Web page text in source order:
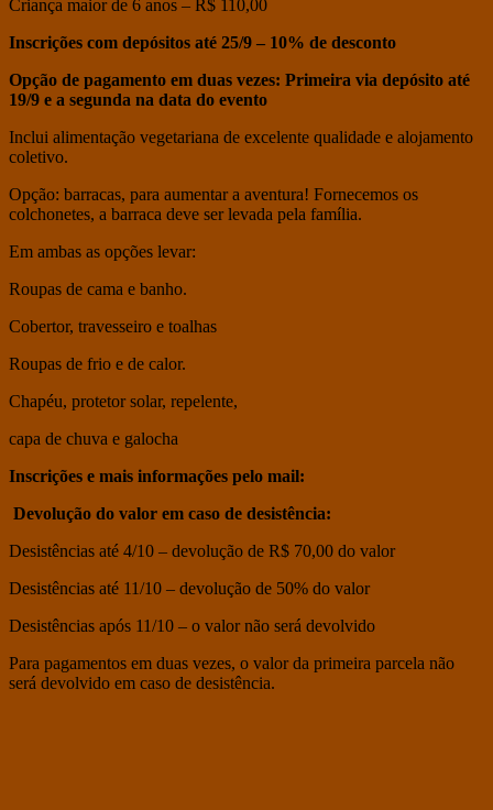
Criança maior de 6 anos – R$ 110,00
Inscrições com depósitos até 25/9 – 10% de desconto
Opção de pagamento em duas vezes: Primeira via depósito até
19/9 e a segunda na data do evento
Inclui alimentação vegetariana de excelente qualidade e alojamento
coletivo.
Opção: barracas, para aumentar a aventura! Fornecemos os
colchonetes, a barraca deve ser levada pela família.
Em ambas as opções levar:
Roupas de cama e banho.
Cobertor, travesseiro e toalhas
Roupas de frio e de calor.
Chapéu, protetor solar, repelente,
capa de chuva e galocha
Inscrições e mais informações pelo mail:
Devolução do valor em caso de desistência:
Desistências até 4/10 – devolução de R$ 70,00 do valor
Desistências até 11/10 – devolução de 50% do valor
Desistências após 11/10 – o valor não será devolvido
Para pagamentos em duas vezes, o valor da primeira parcela não
será devolvido em caso de desistência.